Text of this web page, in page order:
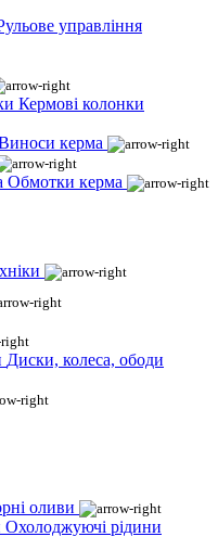
управління
Кермові колонки
керма
Обмотки керма
Диски, колеса, ободи
оливи
Охолоджуючі рідини